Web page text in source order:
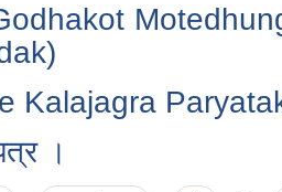
Kalajagra
।